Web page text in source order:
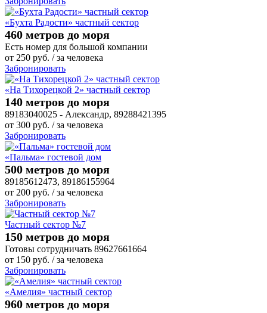
«Бухта Радости» частный сектор
460 метров до моря
Есть номер для большой компании
от 250 руб. / за человека
Забронировать
«На Тихорецкой 2» частный сектор
140 метров до моря
89183040025 - Александр, 89288421395
от 300 руб. / за человека
Забронировать
«Пальма» гостевой дом
500 метров до моря
89185612473, 89186155964
от 200 руб. / за человека
Забронировать
Частный сектор №7
150 метров до моря
Готовы сотрудничать 89627661664
от 150 руб. / за человека
Забронировать
«Амелия» частный сектор
960 метров до моря